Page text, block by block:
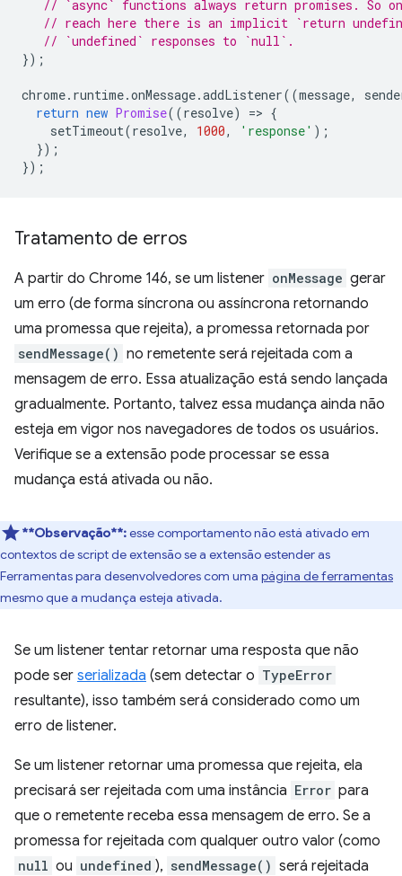
// `async` functions always return promises. So
// reach here there is an implicit `return
// `undefined` responses to `null`.
});
chrome. runtime.onMessage.addListener((message,
return new Promise((resolve) => {
setTimeout(resolve, 1000, 'response' );
});
});
Tratamento de erros
A partir do Chrome 146, se um listener onMessage gerar
um erro (de forma síncrona ou assíncrona retornando
uma promessa que rejeita), a promessa retornada por
sendMessage() no remetente será rejeitada com a
mensagem de erro. Essa atualização está sendo lançada
gradualmente. Portanto, talvez essa mudança ainda não
esteja em vigor nos navegadores de todos os usuários.
Verifique se a extensão pode processar se essa
mudança está ativada ou não.
**Observação**:esse comportamento não está ativado em
contextos de script de extensão se a extensão estender as
Ferramentas para desenvolvedores com uma página de ferramentas
mesmo que a mudança esteja ativada.
Se um listener tentar retornar uma resposta que não
pode ser serializada (sem detectar o TypeError
resultante), isso também será considerado como um
erro de listener.
Se um listener retornar uma promessa que rejeita, ela
precisará ser rejeitada com uma instância Error para
que o remetente receba essa mensagem de erro. Se a
promessa for rejeitada com qualquer outro valor (como
null ou undefined ), sendMessage() será rejeitada